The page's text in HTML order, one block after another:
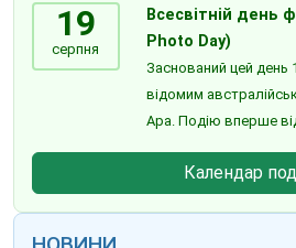
19
серпня
Всесвітній день
Photo Day)
Заснований цей день
відомим
Ара. Подію вперше
Календар